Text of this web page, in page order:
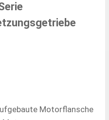
Motorflansche